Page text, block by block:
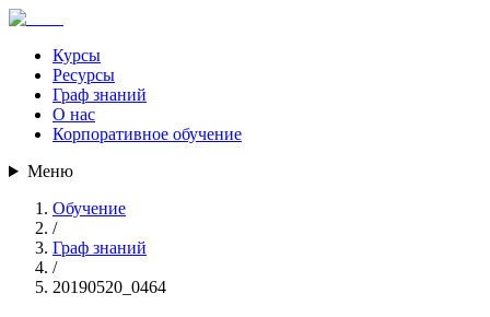
Курсы
Ресурсы
Граф знаний
О нас
Корпоративное обучение
Меню
Обучение
/
Граф знаний
/
20190520_0464